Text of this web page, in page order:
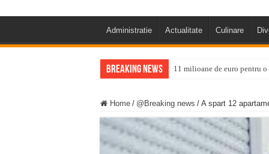
Administratie Actualitate Culinare
Breaking News 11 milioane de euro pentru
Întreruperi temporare ale
ANUNŢ OPRIRE ANUNŢ
Anunț important –
Home / @Breaking news / A spart 12